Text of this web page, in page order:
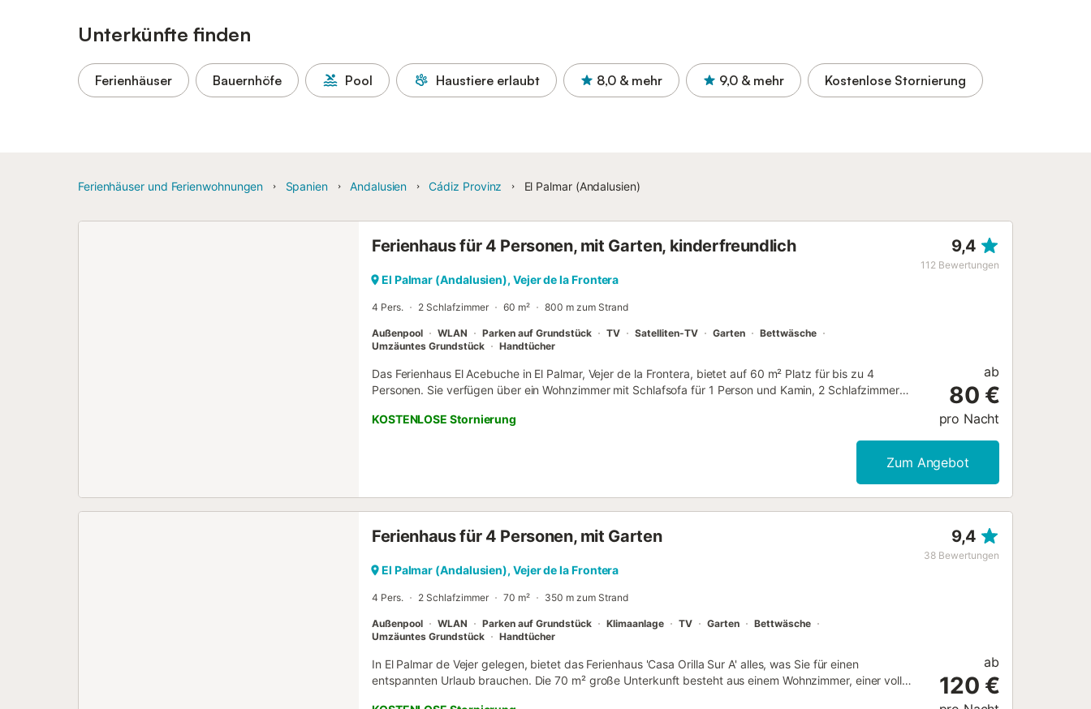
Unterkünfte finden
Ferienhäuser Bauernhöfe Pool Haustiere erlaubt 8,0 & mehr 9,0 & mehr Kostenlose Stornierung
Ferienhäuser und Ferienwohnungen Spanien Andalusien Cádiz Provinz El Palmar (Andalusien)
Ferienhaus für 4 Personen, mit Garten, kinderfreundlich 9,4
112 Bewertungen
El Palmar (Andalusien), Vejer de la Frontera
4 Pers. 2 Schlafzimmer 60 m² 800 m zum Strand
Außenpool WLAN Parken auf Grundstück TV Satelliten-TV Garten
Bettwäsche
Umzäuntes Grundstück
Handtücher
Das Ferienhaus El Acebuche in El Palmar, Vejer de la Frontera, bietet auf 60 m² Platz für bis zu 4
Personen. Sie verfügen über ein Wohnzimmer mit Schlafsofa für 1 Person und Kamin, 2 Schlafzimmer
eine Frühstücksbar. Zu den Annehmlichkeiten zählen Highspeed-WLAN, ideal für Videokonferenzen, TV,
Ventilator und Waschmaschine. Für Familien stehen Kinderbett, Hochstuhl sowie gemeinschaftlich
genutzte Spielsachen und Bücher bereit. Draußen erwarten Sie ein privater Garten mit überdachter
Terrasse und Grill – ideal zum Essen im Freien und Entspannen. Der private Salzwasserpool sowie die
Außendusche sorgen für zusätzlichen Komfort. Der Pool ist von Ostern bis November gereinigt;
stehen zur Verfügung. Veranstaltungen sind nicht gestattet. In der Nähe finden Sie öffentliche
Palmar entfernt. Geschäfte, Restaurants und Bars erreichen Sie in 10 Gehminuten. Das Gastgeberteam
KOSTENLOSE Stornierung
ab
80 €
pro Nacht
Zum Angebot
Ferienhaus für 4 Personen, mit Garten 9,4
38 Bewertungen
El Palmar (Andalusien), Vejer de la Frontera
4 Pers. 2 Schlafzimmer 70 m² 350 m zum Strand
Außenpool WLAN Parken auf Grundstück Klimaanlage TV Garten
Bettwäsche
Umzäuntes Grundstück
Handtücher
In El Palmar de Vejer gelegen, bietet das Ferienhaus 'Casa Orilla Sur A' alles, was Sie für einen
entspannten Urlaub brauchen. Die 70 m² große Unterkunft besteht aus einem Wohnzimmer, einer voll
ab
120 €